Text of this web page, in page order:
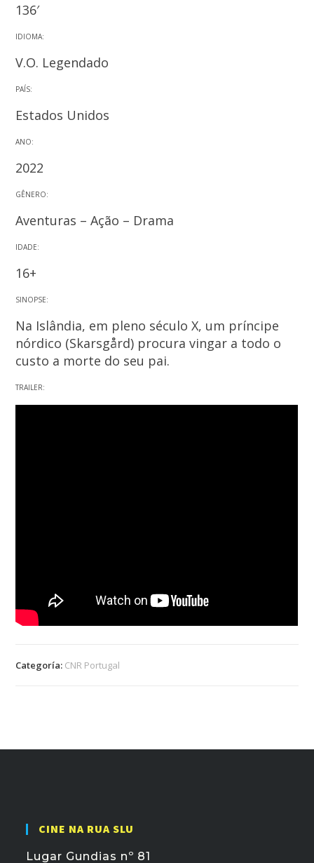
136′
IDIOMA:
V.O. Legendado
PAÍS:
Estados Unidos
ANO:
2022
GÊNERO:
Aventuras – Ação – Drama
IDADE:
16+
SINOPSE:
Na Islândia, em pleno século X, um príncipe
nórdico (Skarsgård) procura vingar a todo o
custo a morte do seu pai.
TRAILER:
Categoría: CNR Portugal
CINE NA RUA SLU
Lugar Gundias nº 81